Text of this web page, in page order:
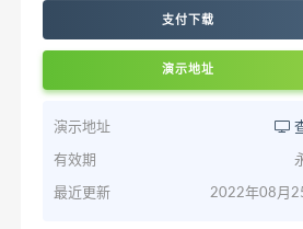
支付下载
演示地址
演示地址
有效期
最近更新 2022年08月